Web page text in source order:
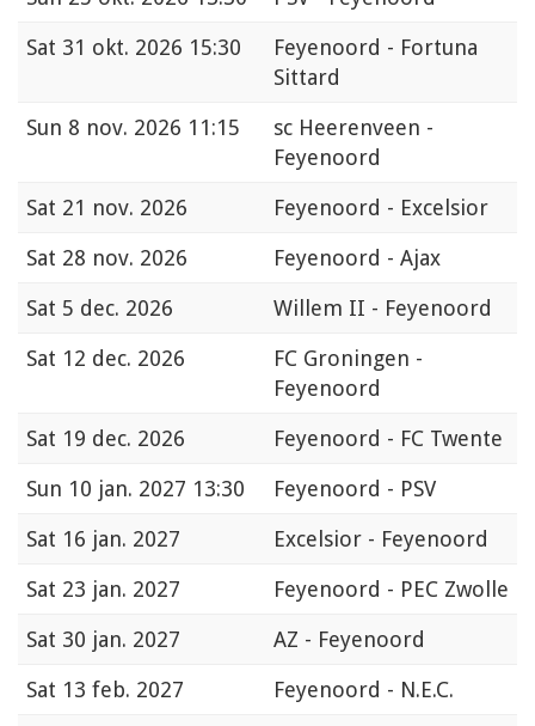
Sat 31 okt. 2026 15:30
Feyenoord - Fortuna
Sittard
Sun 8 nov. 2026 11:15
sc Heerenveen -
Feyenoord
Sat 21 nov. 2026
Feyenoord - Excelsior
Sat 28 nov. 2026
Feyenoord - Ajax
Sat 5 dec. 2026
Willem II - Feyenoord
Sat 12 dec. 2026
FC Groningen -
Feyenoord
Sat 19 dec. 2026
Feyenoord - FC Twente
Sun 10 jan. 2027 13:30
Feyenoord - PSV
Sat 16 jan. 2027
Excelsior - Feyenoord
Sat 23 jan. 2027
Feyenoord - PEC Zwolle
Sat 30 jan. 2027
AZ - Feyenoord
Sat 13 feb. 2027
Feyenoord - N.E.C.